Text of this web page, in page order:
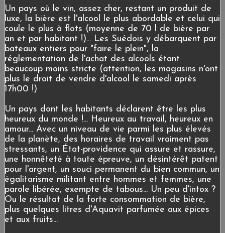
Un pays où le vin, assez cher, restant un produit de
luxe, la bière est l'alcool le plus abordable et celui qui
coule le plus à flots (moyenne de 70 l de bière par
an et par habitant !)... Les Suédois y débarquent par
bateaux entiers pour "faire le plein", la
réglementation de l'achat des alcools étant
beaucoup moins stricte (attention, les magasins n'ont
plus le droit de vendre d'alcool le samedi après
17h00 !)
Un pays dont les habitants déclarent être les plus
heureux du monde !... Heureux au travail, heureux en
amour... Avec un niveau de vie parmi les plus élevés
de la planète, des horaires de travail vraiment pas
stressants, un État-providence qui assure et rassure,
une honnêteté à toute épreuve, un désintérêt patent
pour l'argent, un souci permanent du bien commun, un
égalitarisme militant entre hommes et femmes, une
parole libérée, exempte de tabous... Un peu d'intox ?
Ou le résultat de la forte consommation de bière,
plus quelques litres d'Aquavit parfumée aux épices
et aux fruits...